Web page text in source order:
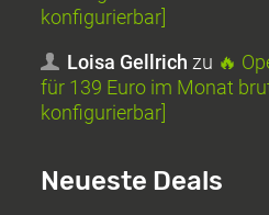
konfigurierbar]
Loisa Gellrich zu 🔥
für 139 Euro im Monat
konfigurierbar]
Neueste Deals